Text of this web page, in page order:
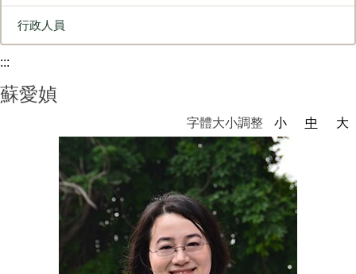
行政人員
:::
蘇愛媜
字體大小調整 小 中 大